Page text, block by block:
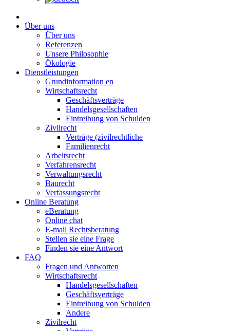
Über uns
Über uns
Referenzen
Unsere Philosophie
Ökologie
Dienstleistungen
Grundinformation en
Wirtschaftsrecht
Geschäftsverträge
Handelsgesellschaften
Eintreibung von Schulden
Zivilrecht
Verträge (zivilrechtliche
Familienrecht
Arbeitsrecht
Verfahrensrecht
Verwaltungsrecht
Baurecht
Verfassungsrecht
Online Beratung
eBeratung
Online chat
E-mail Rechtsberatung
Stellen sie eine Frage
Finden sie eine Antwort
FAQ
Fragen und Antworten
Wirtschaftsrecht
Handelsgesellschaften
Geschäftsverträge
Eintreibung von Schulden
Andere
Zivilrecht